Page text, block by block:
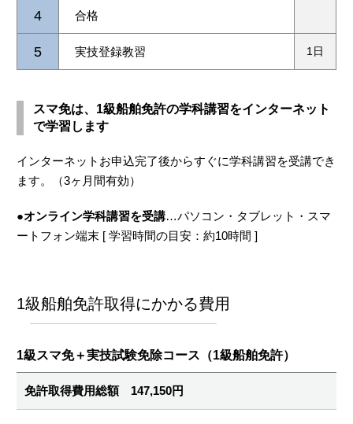
4 合格
5 実技登録教習 1日
スマ免は、1級船舶免許の学科講習をインターネット
で学習します
インターネットお申込完了後からすぐに学科講習を受講でき
ます。（3ヶ月間有効）
●オンライン学科講習を受講…パソコン・タブレット・スマ
ートフォン端末 [ 学習時間の目安：約10時間 ]
1級船舶免許取得にかかる費用
1級スマ免＋実技試験免除コース（1級船舶免許）
免許取得費用総額 147,150円